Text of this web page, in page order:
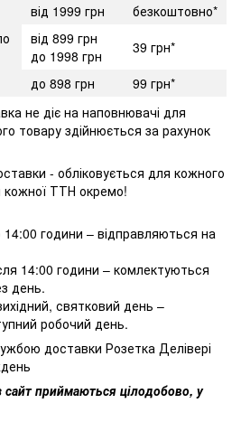
від 1999 грн
безкоштовно*
від 899 грн
до 1998 грн
39 грн*
до 898 грн
99 грн*
не діє на наповнювачі для
товару здійнюється за рахунок
- обліковується для кожного
кожної ТТН окремо!
години – відправляються на
14:00 години – комлектуються
день.
святковий день –
робочий день.
доставки Розетка Делівері
приймаються цілодобово, у